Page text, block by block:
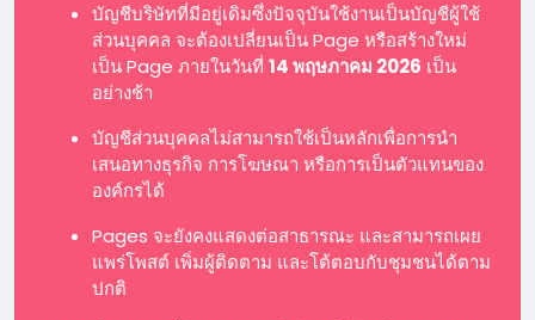
บัญชีบริษัทที่มีอยู่เดิมซึ่งปัจจุบันใช้งานเป็นบัญชีผู้ใช้
ส่วนบุคคล จะต้องเปลี่ยนเป็น Page หรือสร้างใหม่
เป็น Page ภายในวันที่ 14 พฤษภาคม 2026 เป็น
อย่างช้า
บัญชีส่วนบุคคลไม่สามารถใช้เป็นหลักเพื่อการนำ
เสนอทางธุรกิจ การโฆษณา หรือการเป็นตัวแทนของ
องค์กรได้
Pages จะยังคงแสดงต่อสาธารณะ และสามารถเผย
แพร่โพสต์ เพิ่มผู้ติดตาม และโต้ตอบกับชุมชนได้ตาม
ปกติ